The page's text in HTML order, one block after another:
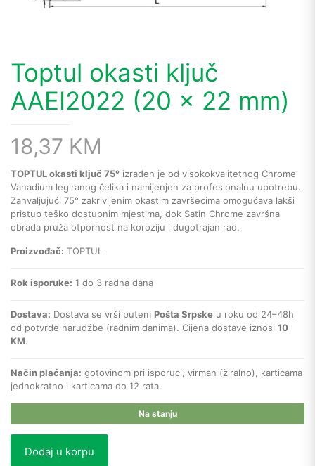
Toptul okasti ključ
AAEI2022 (20 x 22 mm)
18,37 KM
TOPTUL okasti ključ 75° izrađen je od visokokvalitetnog Chrome
Vanadium legiranog čelika i namijenjen za profesionalnu upotrebu.
Zahvaljujući 75° zakrivljenim okastim završecima omogućava lakši
pristup teško dostupnim mjestima, dok Satin Chrome završna
obrada pruža otpornost na koroziju i dugotrajan rad.
Proizvođač: TOPTUL
Rok isporuke: 1 do 3 radna dana
Dostava: Dostava se vrši putem Pošta Srpske u roku od 24–48h
od potvrde narudžbe (radnim danima). Cijena dostave iznosi 10
KM.
Način plaćanja: gotovinom pri isporuci, virman (žiralno), karticama
jednokratno i karticama do 12 rata.
Na stanju
Dodaj u korpu